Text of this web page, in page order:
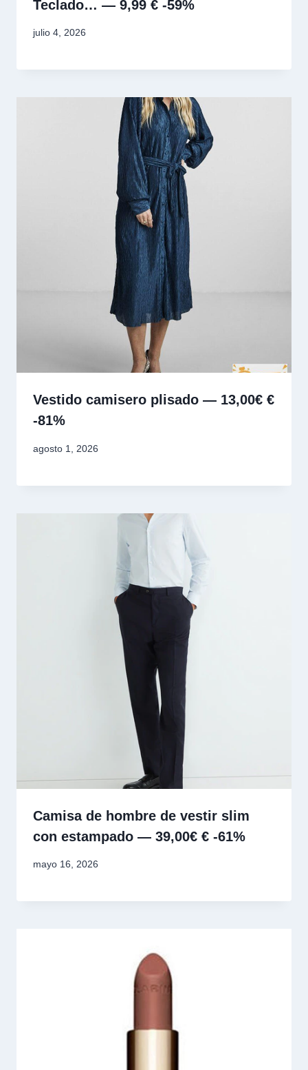
Teclado… — 9,99 € -59%
julio 4, 2026
Vestido camisero plisado — 13,00€ €
-81%
agosto 1, 2026
Camisa de hombre de vestir slim
con estampado — 39,00€ € -61%
mayo 16, 2026